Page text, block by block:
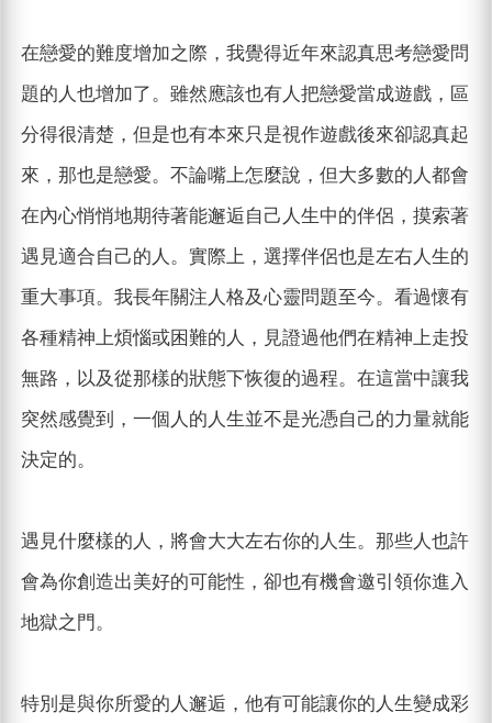
在戀愛的難度增加之際，我覺得近年來認真思考戀愛問
題的人也增加了。雖然應該也有人把戀愛當成遊戲，區
分得很清楚，但是也有本來只是視作遊戲後來卻認真起
來，那也是戀愛。不論嘴上怎麼說，但大多數的人都會
在內心悄悄地期待著能邂逅自己人生中的伴侶，摸索著
遇見適合自己的人。實際上，選擇伴侶也是左右人生的
重大事項。我長年關注人格及心靈問題至今。看過懷有
各種精神上煩惱或困難的人，見證過他們在精神上走投
無路，以及從那樣的狀態下恢復的過程。在這當中讓我
突然感覺到，一個人的人生並不是光憑自己的力量就能
決定的。
遇見什麼樣的人，將會大大左右你的人生。那些人也許
會為你創造出美好的可能性，卻也有機會邀引領你進入
地獄之門。
特別是與你所愛的人邂逅，他有可能讓你的人生變成彩